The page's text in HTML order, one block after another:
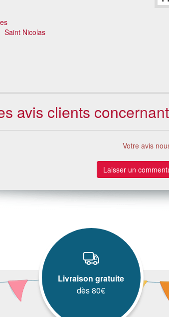
Saint Nicolas
avis clients
Votre avis
Laisser un
Livraison gratuite
dès 80€